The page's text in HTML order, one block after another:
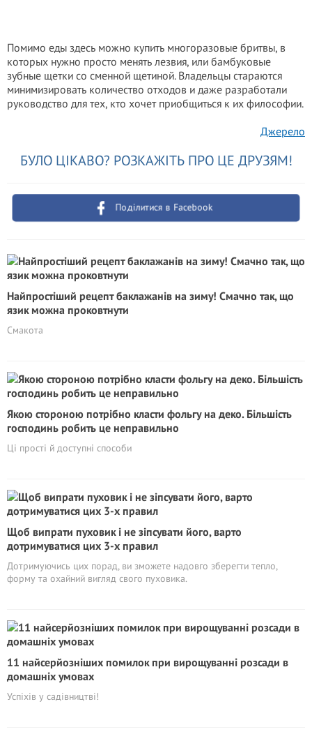
Помимо еды здесь можно купить многоразовые бритвы, в
которых нужно просто менять лезвия, или бамбуковые
зубные щетки со сменной щетиной. Владельцы стараются
минимизировать количество отходов и даже разработали
руководство для тех, кто хочет приобщиться к их философии.
Джерело
БУЛО ЦІКАВО? РОЗКАЖІТЬ ПРО ЦЕ ДРУЗЯМ!
Поділитися в Facebook
Найпростіший рецепт баклажанів на зиму! Смачно так, що
язик можна проковтнути
Смакота
Якою стороною потрібно класти фольгу на деко. Більшість
господинь робить це неправильно
Ці прості й доступні способи
Щоб випрати пуховик і не зіпсувати його, варто
дотримуватися цих 3-х правил
Дотримуючись цих порад, ви зможете надовго зберегти тепло,
форму та охайний вигляд свого пуховика.
11 найсерйозніших помилок при вирощуванні розсади в
домашніх умовах
Успіхів у садівництві!